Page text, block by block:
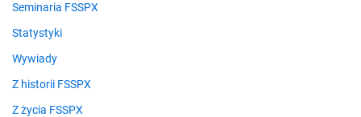
Seminaria FSSPX
Statystyki
Wywiady
Z historii FSSPX
Z życia FSSPX